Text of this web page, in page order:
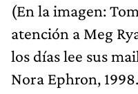
(En la imagen:
atención a Meg
los días lee sus
Nora Ephron,